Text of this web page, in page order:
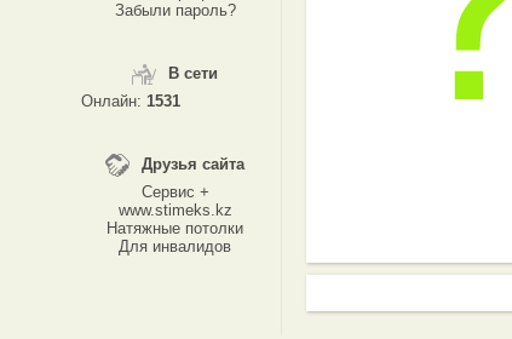
Забыли пароль?
В сети
Онлайн: 1531
Друзья сайта
Сервис +
www.stimeks.kz
Натяжные потолки
Для инвалидов